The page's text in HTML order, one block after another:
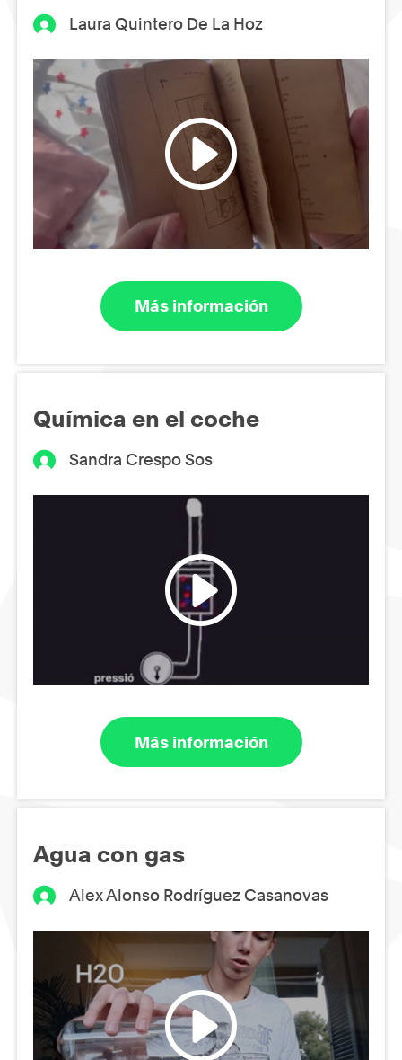
Laura Quintero De La Hoz
Más información
Química en el coche
Sandra Crespo Sos
Más información
Agua con gas
Alex Alonso Rodríguez Casanovas